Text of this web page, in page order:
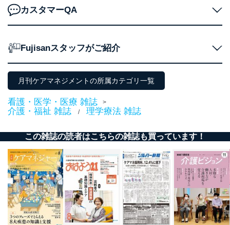
東京都渋谷区南平台町16-11
株式会社富士山マガジンサービス
代表取締役会長 西野 伸一郎
田 嘉也
２．利用目的
当社が取り扱う開示対象個人情報の利用目的は次のとお
りです。
No
個人情報の種類 利用目的
1
当社の定期購読サ
ービス等をご利用
の方の個人情報
購入商品の配送のため
ｅメール等による商品、サービ
のため
個人が特定できない形で取得した
閲覧履歴や購買履歴等の情報を分
析して、趣味・嗜好に
応じた新商品・サービスに関する
広告のため
当社にお問合わせ
お問い合わせ対応、トラブル対
カスタマーQA
Fujisanスタッフがご紹介
月刊ケアマネジメントの所属カテゴリ一覧
看護・医学・医療 雑誌 >
介護・福祉 雑誌 / 理学療法 雑誌
この雑誌の読者はこちらの雑誌も買っています！